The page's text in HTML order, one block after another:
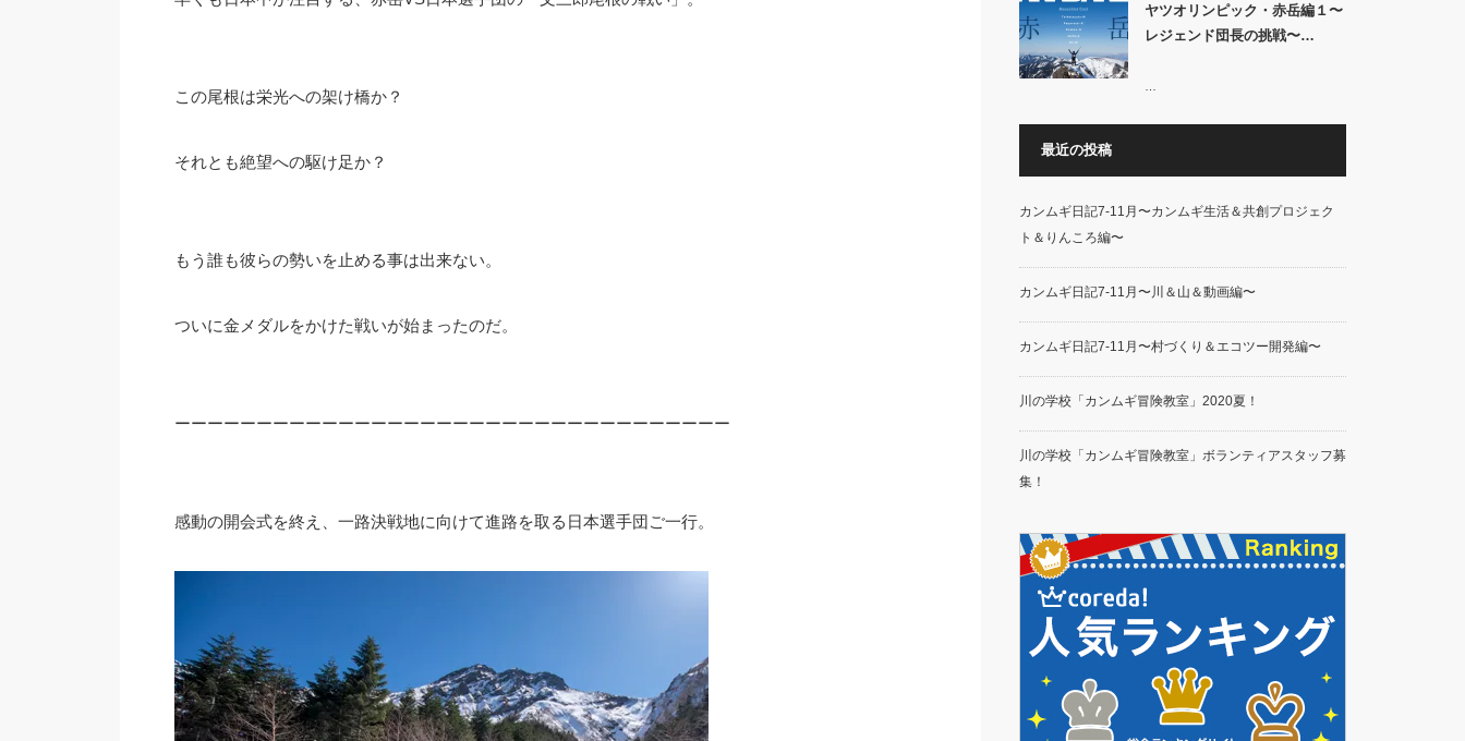
この尾根は栄光への架け橋か？
それとも絶望への駆け足か？
もう誰も彼らの勢いを止める事は出来ない。
ついに金メダルをかけた戦いが始まったのだ。
ーーーーーーーーーーーーーーーーーーーーーーーーーーーーーーーーーー
感動の開会式を終え、一路決戦地に向けて進路を取る日本選手団ご一行。
ヤツオリンピック・赤岳編１〜
レジェンド団長の挑戦〜…
最近の投稿
カンムギ日記7-11月〜カンムギ生活＆共創プロジェク
ト＆りんころ編〜
カンムギ日記7-11月〜川＆山＆動画編〜
カンムギ日記7-11月〜村づくり＆エコツー開発編〜
川の学校「カンムギ冒険教室」2020夏！
川の学校「カンムギ冒険教室」ボランティアスタッフ募
集！